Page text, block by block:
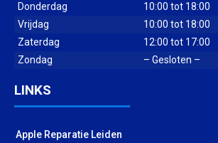
Donderdag
10:00 tot 18:00
Vrijdag
10:00 tot 18:00
Zaterdag
12:00 tot 17:00
Zondag
– Gesloten –
LINKS
Apple Reparatie Leiden